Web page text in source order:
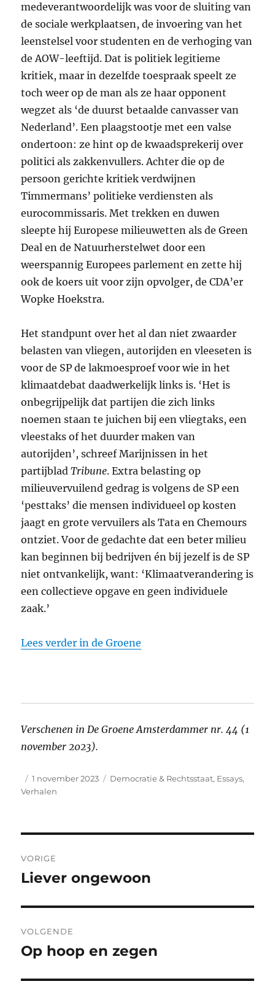
medeverantwoordelijk was voor de sluiting van
de sociale werkplaatsen, de invoering van het
leenstelsel voor studenten en de verhoging van
deAOW-leeftijd. Dat is politiek legitieme
kritiek, maar in dezelfde toespraak speelt ze
toch weer op de man als ze haar opponent
wegzet als ‘de duurst betaalde canvasser van
Nederland’. Een plaagstootje met een valse
ondertoon: ze hint op de kwaadsprekerij over
politici als zakkenvullers. Achter die op de
persoon gerichte kritiek verdwijnen
Timmermans’ politieke verdiensten als
eurocommissaris. Met trekken en duwen
sleepte hij Europese milieuwetten als de Green
Deal en de Natuurherstelwet door een
weerspannig Europees parlement en zette hij
ook de koers uit voor zijn opvolger, deCDA’er
Wopke Hoekstra.
Het standpunt over het al dan niet zwaarder
belasten van vliegen, autorijden en vleeseten is
voor de SP de lakmoesproef voor wie in het
klimaatdebat daadwerkelijk links is. ‘Het is
onbegrijpelijk dat partijen die zich links
noemen staan te juichen bij een vliegtaks, een
vleestaks of het duurder maken van
autorijden’, schreef Marijnissen in het
partijbladTribune. Extra belasting op
milieuvervuilend gedrag is volgens de SP een
‘pesttaks’ die mensen individueel op kosten
jaagt en grote vervuilers als Tata en Chemours
ontziet. Voor de gedachte dat een beter milieu
kan beginnen bij bedrijven én bij jezelf is de SP
niet ontvankelijk, want: ‘Klimaatverandering is
een collectieve opgave en geen individuele
zaak.’
Lees verder in de Groene
Verschenen in De Groene Amsterdammer nr. 44 (1
november 2023).
Auteur
Geplaatst
op
1 november 2023 Categorieën
Democratie & Rechtsstaat, Essays,
Verhalen
navigatie
VORIGE
Vorig
Liever ongewoon
VOLGENDE
Volgend
Op hoop en zegen